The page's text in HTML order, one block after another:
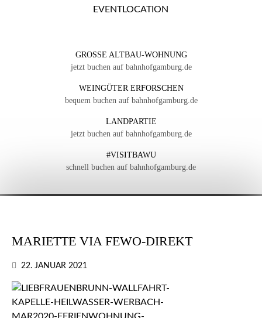
GROSSE ALTBAU-WOHNUNG
jetzt buchen auf bahnhofgamburg.de
WEINGÜTER ERFORSCHEN
bequem buchen auf bahnhofgamburg.de
LANDPARTIE
jetzt buchen auf bahnhofgamburg.de
#VISITBAWU
schnell buchen auf bahnhofgamburg.de
MARIETTE VIA FEWO-DIREKT
22. JANUAR 2021